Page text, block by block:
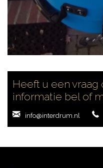
Heeft u een
informatie bel of
info@interdrum.nl